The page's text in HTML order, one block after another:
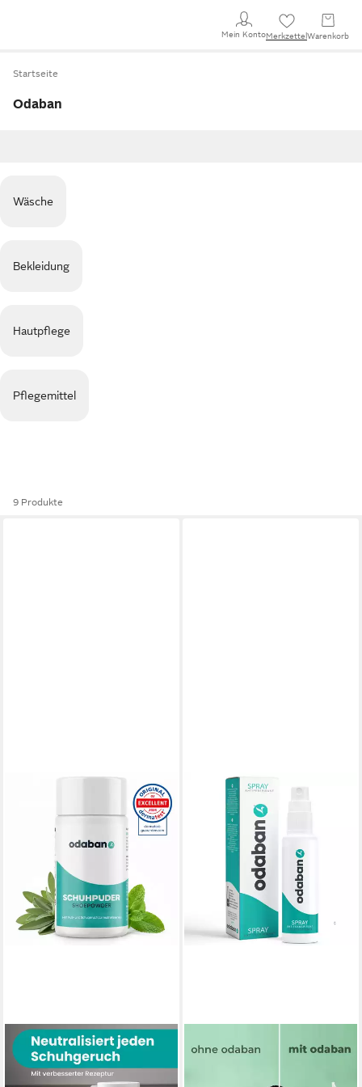
Mein KontoMerkzettel Warenkorb
Startseite
Odaban
Wäsche
Bekleidung
Hautpflege
Pflegemittel
9 Produkte